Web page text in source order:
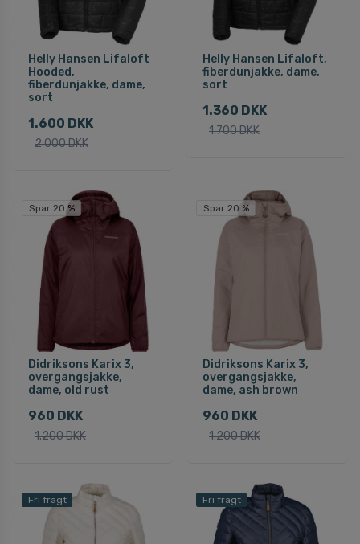
Helly Hansen Lifaloft
Hooded,
fiberdunjakke, dame,
sort
1.600 DKK
2.000 DKK
Helly Hansen Lifaloft,
fiberdunjakke, dame,
sort
1.360 DKK
1.700 DKK
Spar 20 %
Didriksons Karix 3,
overgangsjakke,
dame, old rust
960 DKK
1.200 DKK
Spar 20 %
Didriksons Karix 3,
overgangsjakke,
dame, ash brown
960 DKK
1.200 DKK
Fri fragt Fri fragt